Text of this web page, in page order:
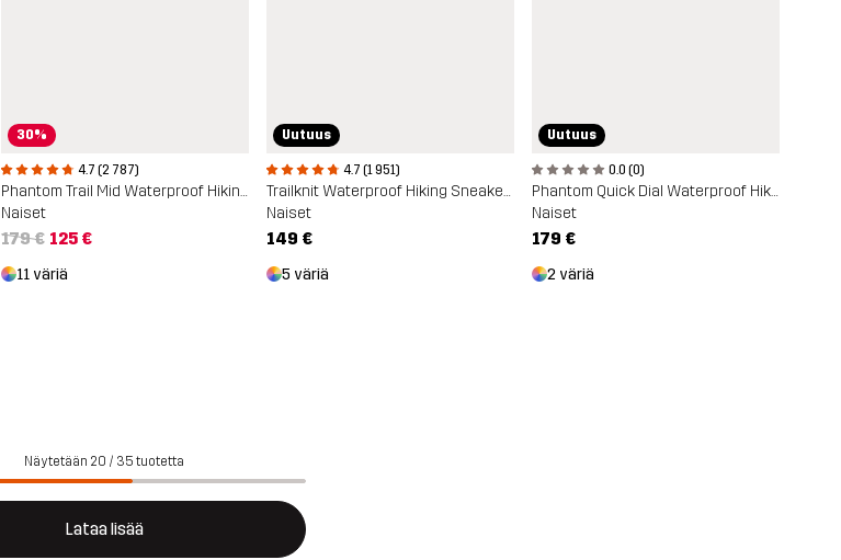
30%
4.7 (2 787)
Phantom Trail Mid Waterproof Hiking Boots
Naiset
179 € 125 €
11 väriä
Uutuus
4.7 (1 951)
Trailknit Waterproof Hiking Sneakers
Naiset
149 €
5 väriä
Uutuus
0.0 (0)
Phantom Quick Dial Waterproof Hiking Boots
Naiset
179 €
2 väriä
Näytetään 20 / 35 tuotetta
Lataa lisää